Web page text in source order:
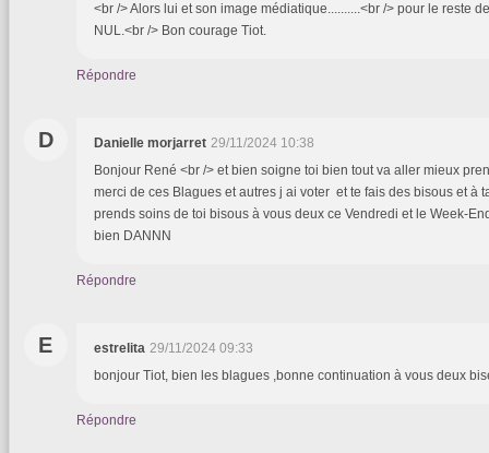
<br /> Alors lui et son image médiatique..........<br /> pour le reste
NUL.<br /> Bon courage Tiot.
Répondre
D Danielle morjarret 29/11/2024 10:38
Bonjour René <br /> et bien soigne toi bien tout va aller mieux
merci de ces Blagues et autres j ai voter et te fais des bisous et à
prends soins de toi bisous à vous deux ce Vendredi et le Week-
bien DANNN
Répondre
E estrelita 29/11/2024 09:33
bonjour Tiot, bien les blagues ,bonne continuation à vous deux
Répondre